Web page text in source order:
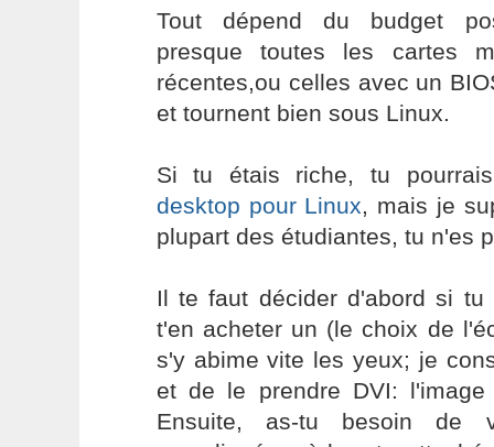
Tout dépend du budget
presque toutes les cartes
récentes,ou celles avec un
et tournent bien sous Linux.
Si tu étais riche, tu
desktop pour Linux, mais je
plupart des étudiantes, tu n'es
Il te faut décider d'abord si
t'en acheter un (le choix de
s'y abime vite les yeux; je
et de le prendre DVI:
Ensuite, as-tu besoin de